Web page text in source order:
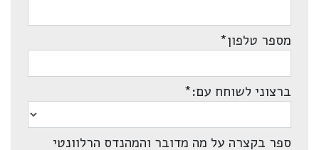
מספר טלפון*
ברצוני לשוחח עם:*
ספר בקצרה על מה מדובר והמהנדס הרלוונטי